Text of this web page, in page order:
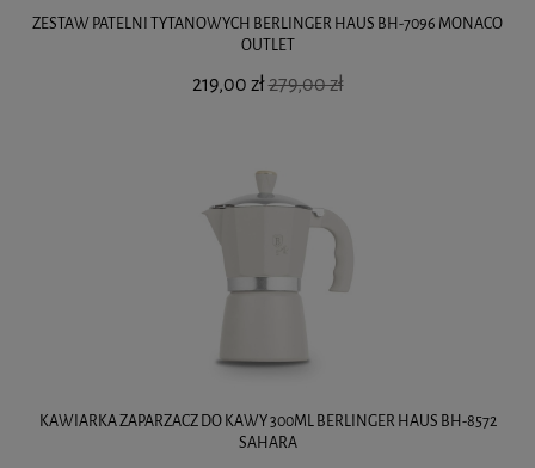
ZESTAW PATELNI TYTANOWYCH BERLINGER HAUS BH-7096 MONACO
OUTLET
219,00 zł279,00 zł
KAWIARKA ZAPARZACZ DO KAWY 300ML BERLINGER HAUS BH-8572
SAHARA